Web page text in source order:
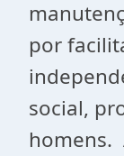
por
social,
homens.